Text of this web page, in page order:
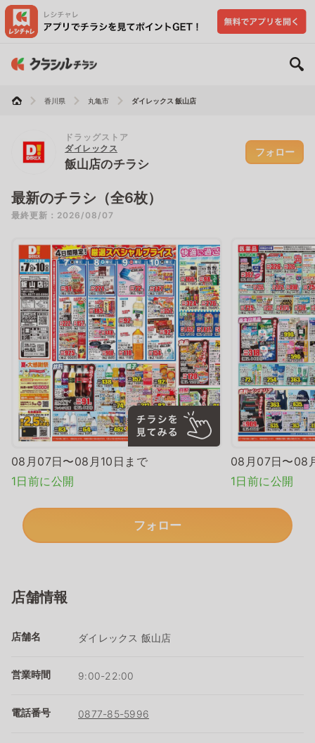
香川県 丸亀市 ダイレックス 飯山店
ドラッグストア
ダイレックス
飯山店のチラシ
フォロー
最新のチラシ（全6枚）
最終更新：2026/08/07
08月07日〜08月10日まで
1日前に公開
08月07日〜08
1日前に公開
フォロー
店舗情報
店舗名 ダイレックス 飯山店
営業時間 9:00-22:00
電話番号 0877-85-5996